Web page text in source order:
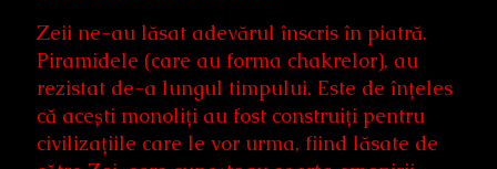
Zeii ne-au lăsat adevărul înscris în piatră.
Piramidele (care au forma chakrelor), au
rezistat de-a lungul timpului. Este de înțeles
că acești monoliți au fost construiți pentru
civilizațiile care le vor urma, fiind lăsate de